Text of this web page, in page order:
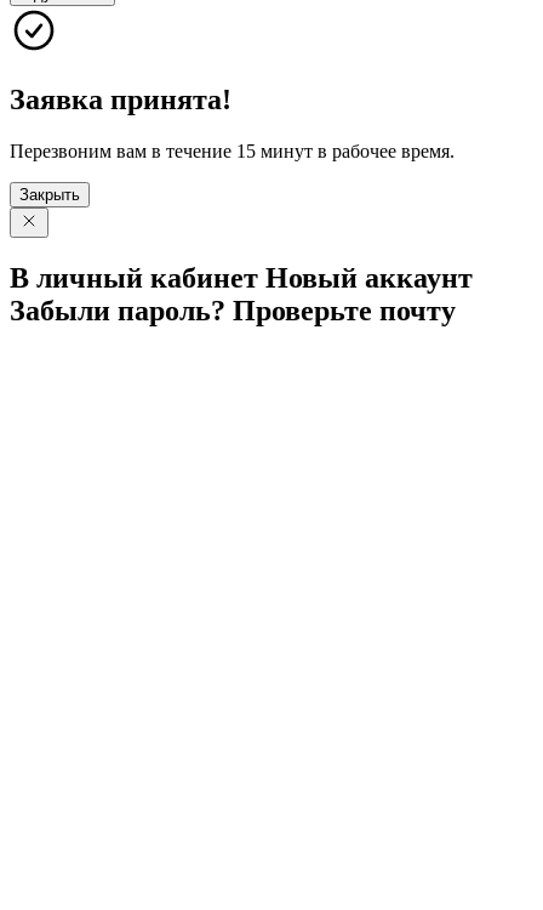
Заявка принята!
Перезвоним вам в течение 15 минут в рабочее время.
Закрыть
В личный кабинет Новый аккаунт
Забыли пароль? Проверьте почту